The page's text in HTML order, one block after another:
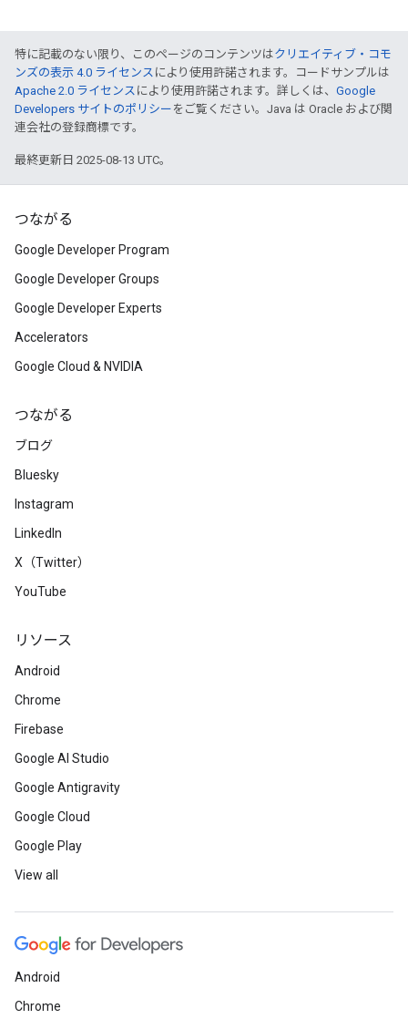
特に記載のない限り、このページのコンテンツはクリエイティブ・コモ
ンズの表示 4.0 ライセンス により使用許諾されます。コードサンプルは
Apache 2.0 ライセンス により使用許諾されます。詳しくは、 Google
Developers サイトのポリシー をご覧ください。Java は Oracle および関
連会社の登録商標です。
最終更新日 2025-08-13 UTC。
つながる
Google Developer Program
Google Developer Groups
Google Developer Experts
Accelerators
Google Cloud & NVIDIA
つながる
ブログ
Bluesky
Instagram
LinkedIn
X（Twitter）
YouTube
リソース
Android
Chrome
Firebase
Google AI Studio
Google Antigravity
Google Cloud
Google Play
View all
Android
Chrome